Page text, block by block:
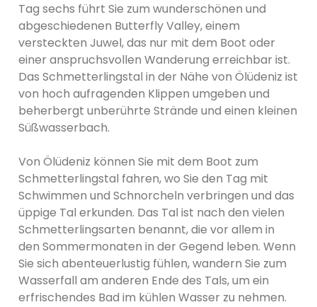
Tag sechs führt Sie zum wunderschönen und
abgeschiedenen Butterfly Valley, einem
versteckten Juwel, das nur mit dem Boot oder
einer anspruchsvollen Wanderung erreichbar ist.
Das Schmetterlingstal in der Nähe von Ölüdeniz ist
von hoch aufragenden Klippen umgeben und
beherbergt unberührte Strände und einen kleinen
Süßwasserbach.
Von Ölüdeniz können Sie mit dem Boot zum
Schmetterlingstal fahren, wo Sie den Tag mit
Schwimmen und Schnorcheln verbringen und das
üppige Tal erkunden. Das Tal ist nach den vielen
Schmetterlingsarten benannt, die vor allem in
den Sommermonaten in der Gegend leben. Wenn
Sie sich abenteuerlustig fühlen, wandern Sie zum
Wasserfall am anderen Ende des Tals, um ein
erfrischendes Bad im kühlen Wasser zu nehmen.